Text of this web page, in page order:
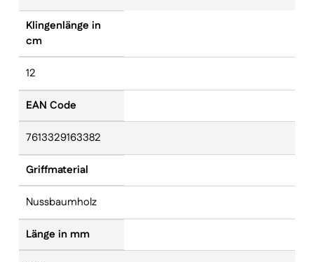
Klingenlänge in
cm
12
EAN Code
7613329163382
Griffmaterial
Nussbaumholz
Länge in mm